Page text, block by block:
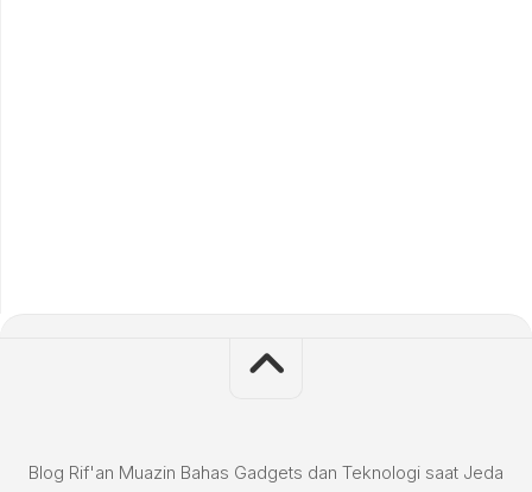
Blog Rif'an Muazin Bahas Gadgets dan Teknologi saat Jeda